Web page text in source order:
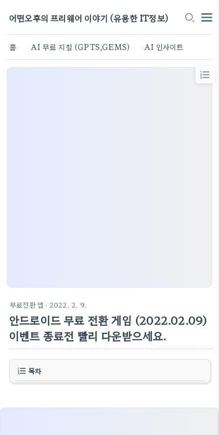
어떤오후의 프리웨어 이야기 (유용한 IT정보)
홈 AI 무료 지침 (GPTS,GEMS) AI 인사이트
무료전환 앱 · 2022. 2. 9.
안드로이드 무료 전환 게임 (2022.02.09)
이벤트 종료전 빨리 다운받으세요.
목차